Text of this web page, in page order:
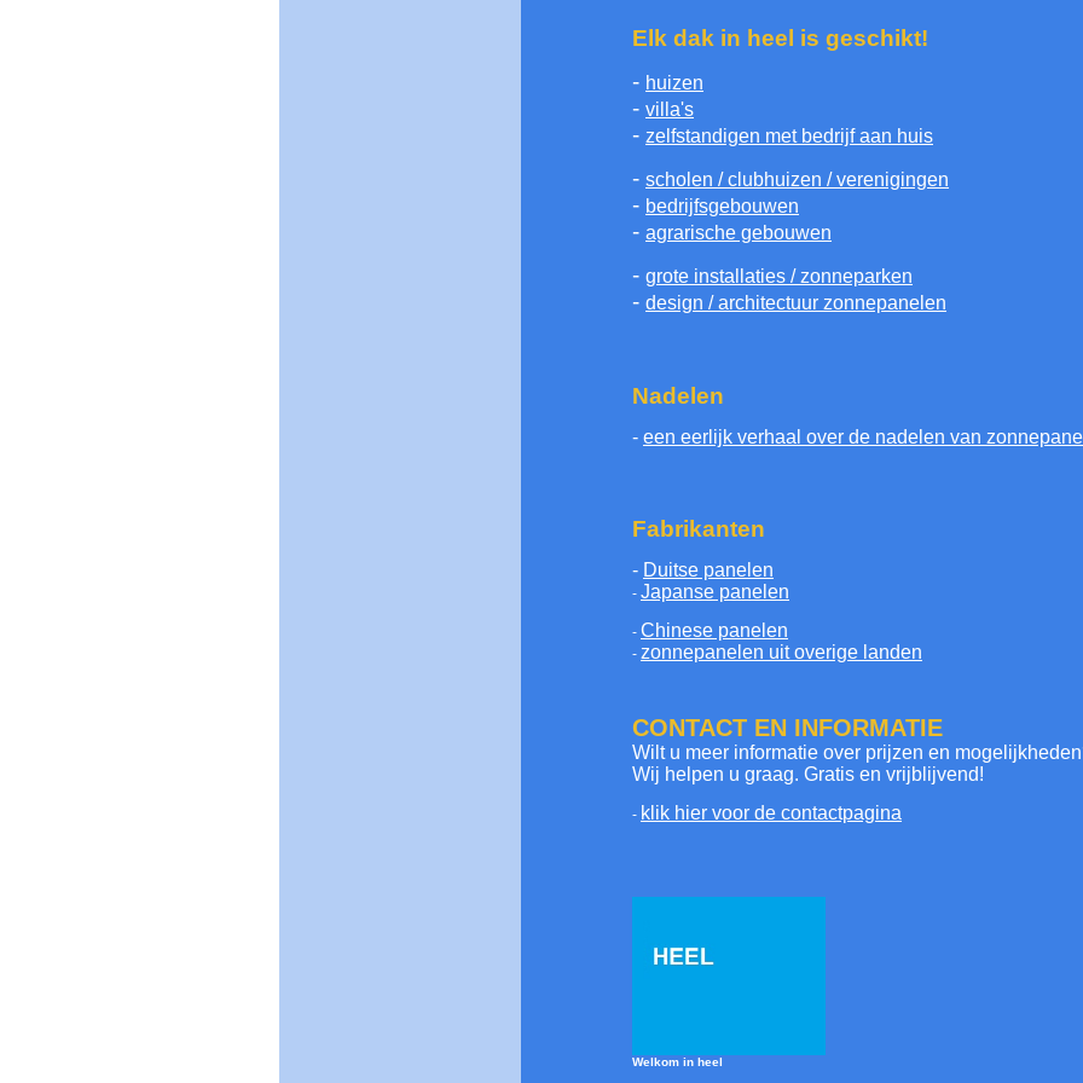
Elk dak in heel is geschikt!
- huizen
- villa's
- zelfstandigen met bedrijf aan huis
- scholen / clubhuizen / verenigingen
- bedrijfsgebouwen
- agrarische gebouwen
- grote installaties / zonneparken
- design / architectuur zonnepanelen
Nadelen
- een eerlijk verhaal over de nadelen van
Fabrikanten
- Duitse panelen
- Japanse panelen
- Chinese panelen
- zonnepanelen uit overige landen
CONTACT EN INFORMATIE
Wilt u meer informatie over prijzen en
Wij helpen u graag. Gratis en vrijblijvend!
- klik hier voor de contactpagina
Welkom in heel